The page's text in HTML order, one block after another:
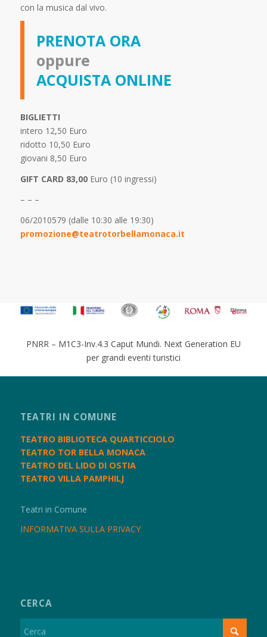
con la musica dal vivo.
PRENOTA ORA
oppure
ACQUISTA ONLINE
BIGLIETTI
intero 12,50 Euro
ridotto 10,50 Euro
giovani 8,50 Euro
GIFT CARD 83,00Euro (10 ingressi)
– – –
06/2010579 (dalle 10:30 alle 19:30)
promozione@teatrotorbellamonaca.it
PNRR – M1C3-Inv.4.3 Caput Mundi. Next Generation EU
per grandi eventi turistici
TEATRI IN COMUNE
TEATRO BIBLIOTECA QUARTICCIOLO
TEATRO TOR BELLA MONACA
TEATRO DEL LIDO DI OSTIA
TEATRO VILLA PAMPHILJ
Teatri in Comune
INFORMATIVA SULLA PRIVACY
CERCA